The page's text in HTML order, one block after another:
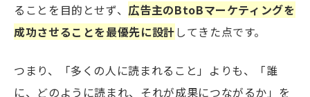
ることを目的とせず、 広告主のBtoBマーケティングを
成功させることを最優先に設計してきた点です。
つまり、「多くの人に読まれること」よりも、「誰
に、どのように読まれ、それが成果につながるか」を